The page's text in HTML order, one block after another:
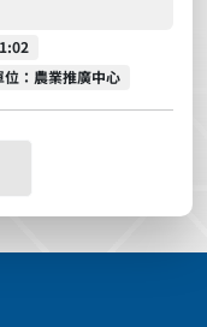
位
位：農業推廣中心